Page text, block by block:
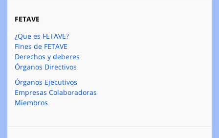
FETAVE
¿Que es FETAVE?
Fines de FETAVE
Derechos y deberes
Órganos Directivos
Órganos Ejecutivos
Empresas Colaboradoras
Miembros